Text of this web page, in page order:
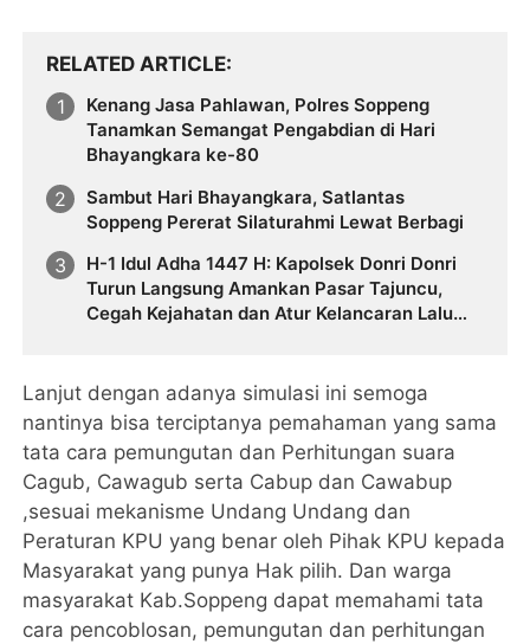
RELATED ARTICLE
Kenang Jasa Pahlawan, Polres Soppeng
Tanamkan Semangat Pengabdian di Hari
Bhayangkara ke-80
Sambut Hari Bhayangkara, Satlantas
Soppeng Pererat Silaturahmi Lewat Berbagi
H-1 Idul Adha 1447 H: Kapolsek Donri Donri
Turun Langsung Amankan Pasar Tajuncu,
Cegah Kejahatan dan Atur Kelancaran Lalu
Lanjut dengan adanya simulasi ini semoga
nantinya bisa terciptanya pemahaman yang sama
tata cara pemungutan dan Perhitungan suara
Cagub, Cawagub serta Cabup dan Cawabup
,sesuai mekanisme Undang Undang dan
Peraturan KPU yang benar oleh Pihak KPU kepada
Masyarakat yang punya Hak pilih. Dan warga
masyarakat Kab.Soppeng dapat memahami tata
cara pencoblosan, pemungutan dan perhitungan